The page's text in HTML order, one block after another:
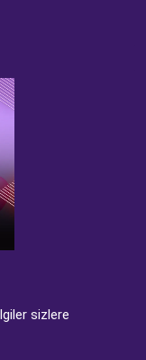
sizlere